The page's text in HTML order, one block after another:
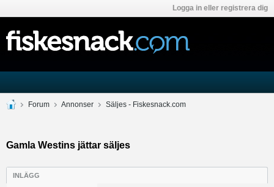
Logga in eller registrera dig
Forum Annonser Säljes - Fiskesnack.com
Gamla Westins jättar säljes
INLÄGG